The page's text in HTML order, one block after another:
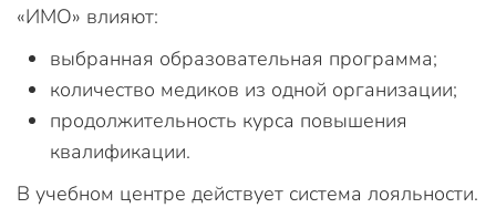
«ИМО» влияют:
выбранная образовательная программа;
количество медиков из одной организации;
продолжительность курса повышения
квалификации.
В учебном центре действует система лояльности.